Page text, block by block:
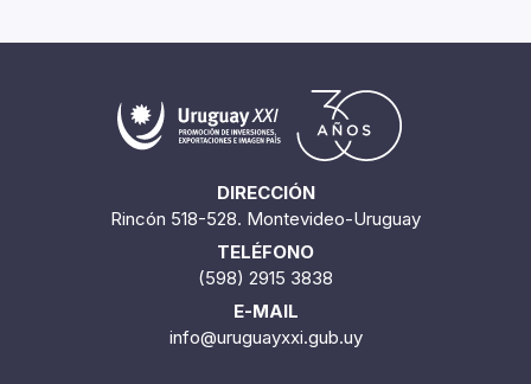
DIRECCIÓN
Rincón 518-528. Montevideo-Uruguay
TELÉFONO
(598) 2915 3838
E-MAIL
info@uruguayxxi.gub.uy